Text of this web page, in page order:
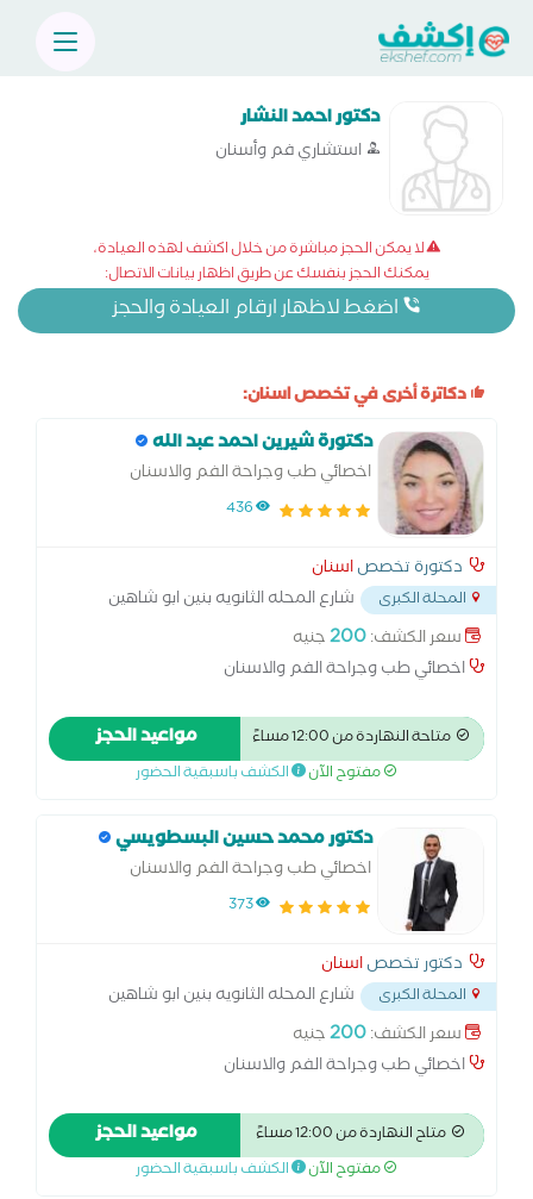
دكتور احمد النشار
استشاري فم وأسنان
لا يمكن الحجز مباشرة من خلال اكشف لهذه العيادة،
يمكنك الحجز بنفسك عن طريق اظهار بيانات الاتصال:
اضغط لاظهار ارقام العيادة والحجز
دكاترة أخرى في تخصص اسنان:
دكتورة شيرين احمد عبد الله
اخصائي طب وجراحة الفم والاسنان
436
دكتورة تخصصاسنان
المحلة الكبرى
شارع المحله الثانويه بنين ابو شاهين
المحله الكبري...
سعر الكشف:200جنيه
اخصائي طب وجراحة الفم والاسنان
متاحة النهاردة من 12:00 مساءً مواعيد الحجز
مفتوح الآن الكشف باسبقية الحضور
دكتور محمد حسين البسطويسي
اخصائي طب وجراحة الفم والاسنان
373
دكتور تخصصاسنان
المحلة الكبرى
شارع المحله الثانويه بنين ابو شاهين
المحله الكبري...
سعر الكشف:200جنيه
اخصائي طب وجراحة الفم والاسنان
متاح النهاردة من 12:00 مساءً مواعيد الحجز
مفتوح الآن الكشف باسبقية الحضور